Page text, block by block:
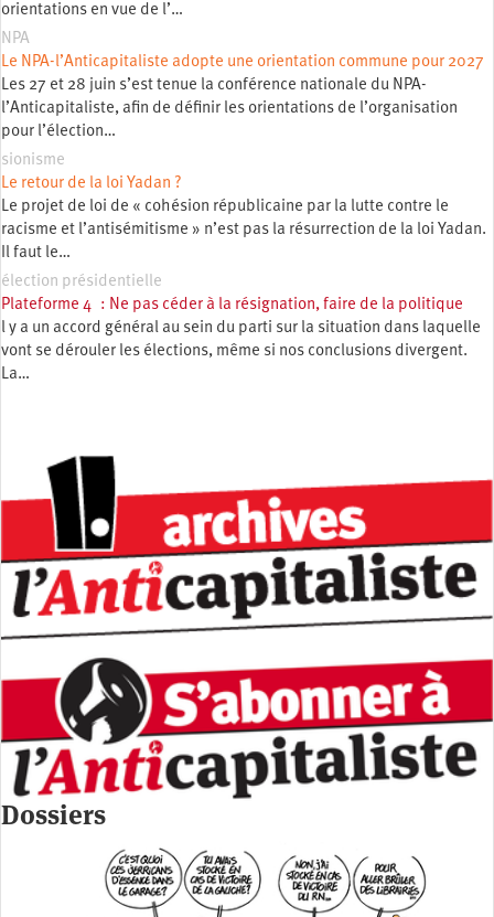
orientations en vue de l’…
NPA
Le NPA-l’Anticapitaliste adopte une orientation commune pour 2027
Les 27 et 28 juin s’est tenue la conférence nationale du NPA-
l’Anticapitaliste, afin de définir les orientations de l’organisation
pour l’élection…
sionisme
Le retour de la loi Yadan ?
Le projet de loi de « cohésion républicaine par la lutte contre le
racisme et l’antisémitisme » n’est pas la résurrection de la loi Yadan.
Il faut le…
élection présidentielle
Plateforme 4 : Ne pas céder à la résignation, faire de la politique
l y a un accord général au sein du parti sur la situation dans laquelle
vont se dérouler les élections, même si nos conclusions divergent.
La…
Dossiers